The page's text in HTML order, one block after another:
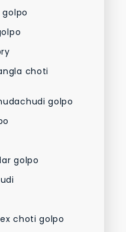
choti
golpo
golpo
choti golpo